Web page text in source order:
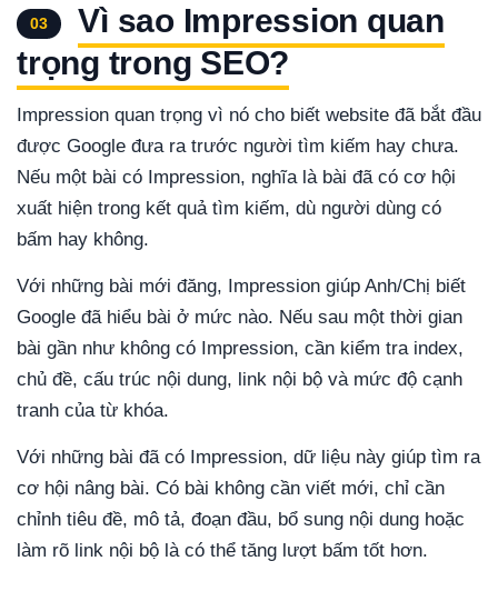
03
Vì sao Impression quan
trọng trong SEO?
Impression quan trọng vì nó cho biết website đã bắt đầu
được Google đưa ra trước người tìm kiếm hay chưa.
Nếu một bài có Impression, nghĩa là bài đã có cơ hội
xuất hiện trong kết quả tìm kiếm, dù người dùng có
bấm hay không.
Với những bài mới đăng, Impression giúp Anh/Chị biết
Google đã hiểu bài ở mức nào. Nếu sau một thời gian
bài gần như không có Impression, cần kiểm tra index,
chủ đề, cấu trúc nội dung, link nội bộ và mức độ cạnh
tranh của từ khóa.
Với những bài đã có Impression, dữ liệu này giúp tìm ra
cơ hội nâng bài. Có bài không cần viết mới, chỉ cần
chỉnh tiêu đề, mô tả, đoạn đầu, bổ sung nội dung hoặc
làm rõ link nội bộ là có thể tăng lượt bấm tốt hơn.